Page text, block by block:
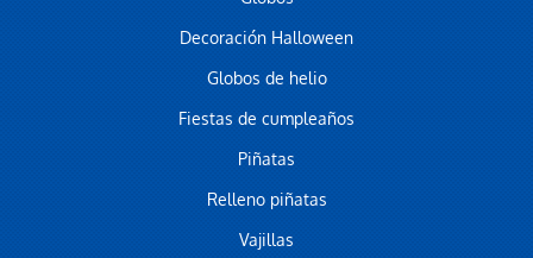
Decoración Halloween
Globos de helio
Fiestas de cumpleaños
Piñatas
Relleno piñatas
Vajillas